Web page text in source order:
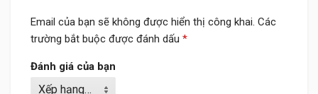
Email của bạn sẽ không được hiển thị công khai. Các
trường bắt buộc được đánh dấu *
Đánh giá của bạn